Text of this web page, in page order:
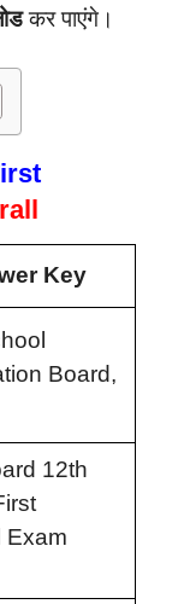
कर पाएंगे।
Key
Board,
12th
Exam